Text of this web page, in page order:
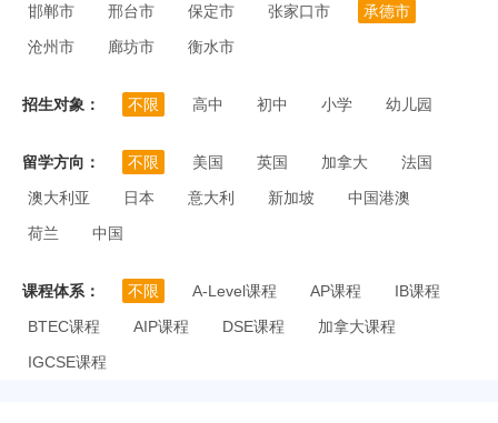
邯郸市
邢台市 保定市 张家口市
承德市
沧州市
廊坊市 衡水市
招生对象： 不限 高中 初中 小学 幼儿园
留学方向： 不限 美国 英国 加拿大
法国
澳大利亚
日本 意大利 新加坡
中国港澳
荷兰
中国
课程体系： 不限 A-Level课程 AP课程
IB课程
BTEC课程
AIP课程 DSE课程
加拿大课程
IGCSE课程